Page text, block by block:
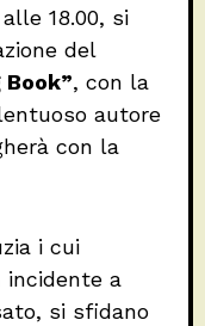
18.00, si
del
Book”, con la
autore
con la
i cui
a
si sfidano